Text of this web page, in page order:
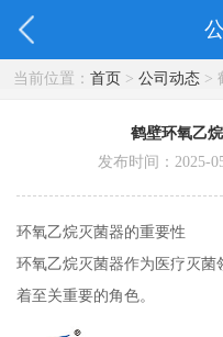
当前位置： 首页> 公司动态>
鹤壁环氧乙
发布时间：
环氧乙烷灭菌器的重要性
环氧乙烷灭菌器作为医疗灭
着至关重要的角色。